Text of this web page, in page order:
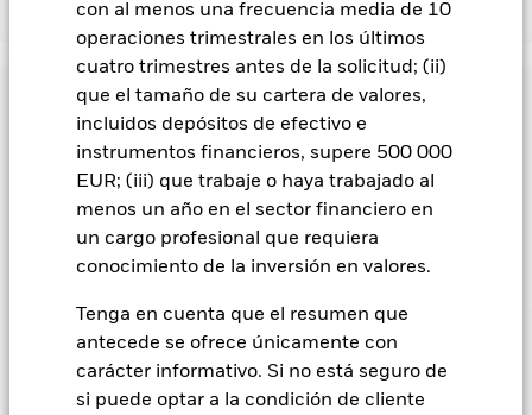
con al menos una frecuencia media de 10
operaciones trimestrales en los últimos
cuatro trimestres antes de la solicitud; (ii)
que el tamaño de su cartera de valores,
incluidos depósitos de efectivo e
instrumentos financieros, supere 500 000
EUR; (iii) que trabaje o haya trabajado al
menos un año en el sector financiero en
un cargo profesional que requiera
conocimiento de la inversión en valores.
Tenga en cuenta que el resumen que
antecede se ofrece únicamente con
carácter informativo. Si no está seguro de
si puede optar a la condición de cliente
Mostrar menos
iShares Euro Aggregate Bond Index Fund (LU)
Rentabilidad
Gráfico de rendimiento
Rentabilidad
Este gráfico muestra la rentabilidad del producto como el
El riesgo de crédito, los cambios en los tipos de interés y/o los
la rentabilidad de los títulos de renta fija. Las rebajas de la
calificación de solvencia potenciales o reales pueden
Riesgo de contraparte: La insolvencia de cualquier entidad
contraparte de contratos financieros como los derivados u
financieras.Riesgo de crédito: El emisor de un valor
mantenido en el Fondo puede que desatienda sus
capital.Riesgo de liquidez: Una menor liquidez significa que
Datos clave
Activos netos del Fondo
a 06 ago 2026
EUR 261.898.084
Índice de referencia
BBG Euro Aggregate Index
Características del Fondo
a 30 jun 2026
a 31 jul 2026
Indicador de riesgo
Calificaciones
Calificación Morningstar
Posiciones